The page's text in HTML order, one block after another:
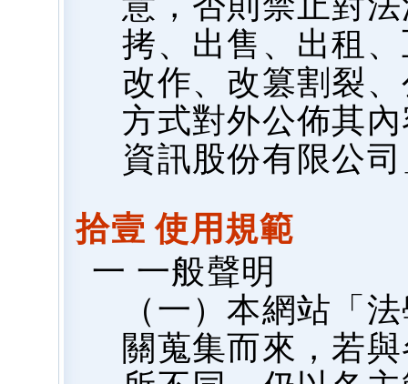
拷、出售、出租
改作、改篡割裂
方式對外公佈其
資訊股份有限公
拾壹 使用規範
一 一般聲明
（一）本網站「
關蒐集而來，若